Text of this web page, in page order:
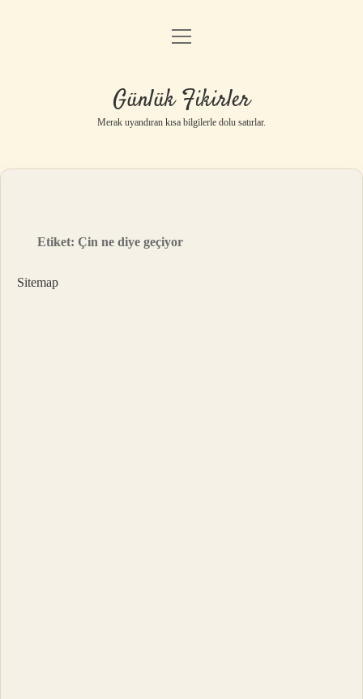
Anasayfa
Yasal Uyarı
menüyü
Günlük Fikirler
Merak uyandıran kısa bilgilerle dolu satırlar.
Etiket:Çin ne diye geçiyor
Sitemap